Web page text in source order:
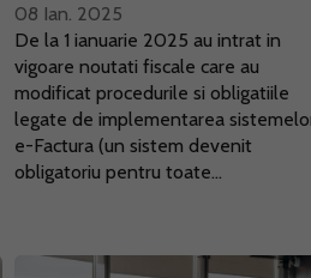
08 Ian. 2025
De la 1 ianuarie 2025 au intrat in
vigoare noutati fiscale care au
modificat procedurile si obligatiile
legate de implementarea
e-Factura (un sistem devenit
obligatoriu pentru toate...